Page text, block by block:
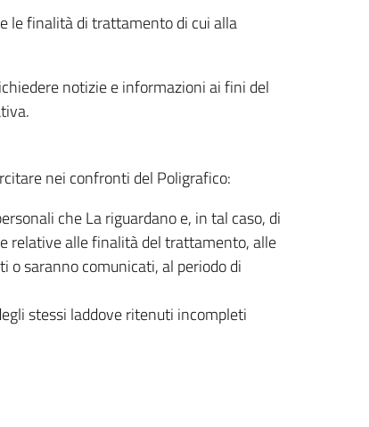
le finalità di trattamento di cui alla
notizie e informazioni ai fini del
nei confronti del Poligrafico:
che La riguardano e, in tal caso, di
relative alle finalità del trattamento, alle
o saranno comunicati, al periodo di
stessi laddove ritenuti incompleti